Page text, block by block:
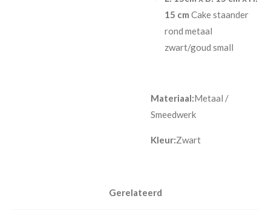
15 cm Cake staander
rond metaal
zwart/goud small
Materiaal:Metaal /
Smeedwerk
Kleur:Zwart
Gerelateerd